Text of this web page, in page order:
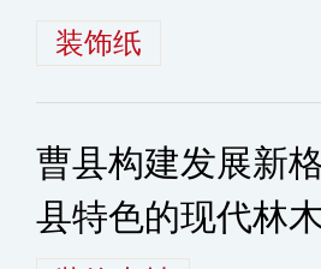
装饰纸
曹县构建发展新
县特色的现代林